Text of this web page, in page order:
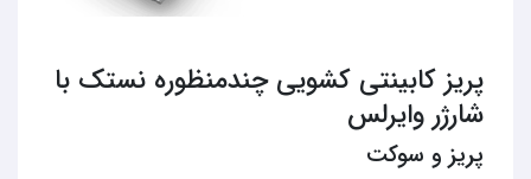
پریز کابینتی کشویی چندمنظوره نستک با
شارژر وایرلس
پریز و سوکت